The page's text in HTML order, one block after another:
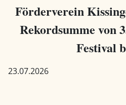
Förderverein
Rekordsumme von
Festival
23.07.2026